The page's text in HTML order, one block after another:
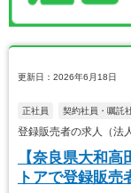
更新日：2026年6月18日
正社員 契約社員・嘱託
登録販売者の求人（法
【奈良県大和
トアで登録販売